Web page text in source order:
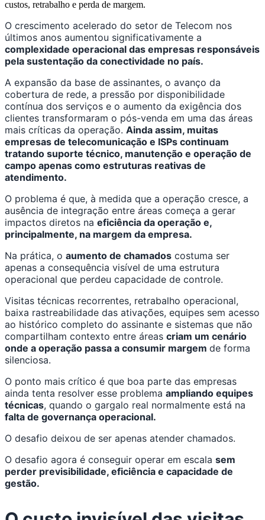
custos, retrabalho e perda de margem.
O crescimento acelerado do setor de Telecom nos
últimos anos aumentou significativamente a
complexidade operacional das empresas responsáveis
pela sustentação da conectividade no país.
A expansão da base de assinantes, o avanço da
cobertura de rede, a pressão por disponibilidade
contínua dos serviços e o aumento da exigência dos
clientes transformaram o pós-venda em uma das áreas
mais críticas da operação. Ainda assim, muitas
empresas de telecomunicação e ISPs continuam
tratando suporte técnico, manutenção e operação de
campo apenas como estruturas reativas de
atendimento.
O problema é que, à medida que a operação cresce, a
ausência de integração entre áreas começa a gerar
impactos diretos na eficiência da operação e,
principalmente, na margem da empresa.
Na prática, o aumento de chamados costuma ser
apenas a consequência visível de uma estrutura
operacional que perdeu capacidade de controle.
Visitas técnicas recorrentes, retrabalho operacional,
baixa rastreabilidade das ativações, equipes sem acesso
ao histórico completo do assinante e sistemas que não
compartilham contexto entre áreas criam um cenário
onde a operação passa a consumir margem de forma
silenciosa.
O ponto mais crítico é que boa parte das empresas
ainda tenta resolver esse problema ampliando equipes
técnicas, quando o gargalo real normalmente está na
falta de governança operacional.
O desafio deixou de ser apenas atender chamados.
O desafio agora é conseguir operar em escala sem
perder previsibilidade, eficiência e capacidade de
gestão.